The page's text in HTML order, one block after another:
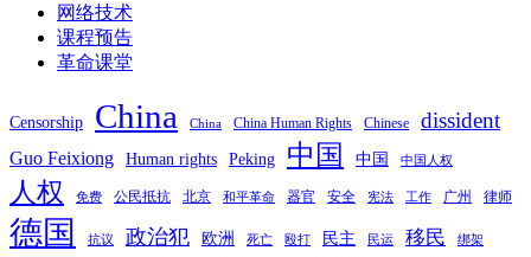
网络技术
课程预告
革命课堂
Censorship China China China Human Rights Chinese dissident
Guo Feixiong Human rights Peking 中国 中国 中国人权
人权 免费 公民抵抗 北京 和平革命 器官 安全 宪法 工作 广州 律师
德国 抗议 政治犯 欧洲 死亡 殴打 民主 民运 移民 绑架